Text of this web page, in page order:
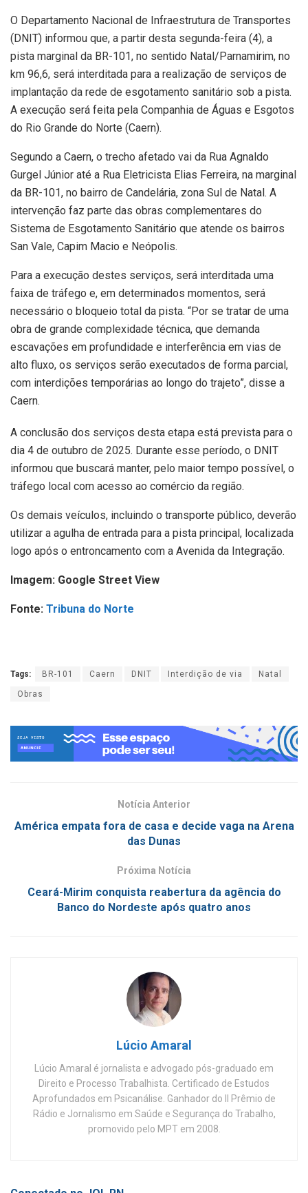
O Departamento Nacional de Infraestrutura de Transportes
(DNIT) informou que, a partir desta segunda-feira (4), a
pista marginal da BR-101, no sentido Natal/Parnamirim, no
km 96,6, será interditada para a realização de serviços de
implantação da rede de esgotamento sanitário sob a pista.
A execução será feita pela Companhia de Águas e Esgotos
do Rio Grande do Norte (Caern).
Segundo a Caern, o trecho afetado vai da Rua Agnaldo
Gurgel Júnior até a Rua Eletricista Elias Ferreira, na marginal
da BR-101, no bairro de Candelária, zona Sul de Natal. A
intervenção faz parte das obras complementares do
Sistema de Esgotamento Sanitário que atende os bairros
San Vale, Capim Macio e Neópolis.
Para a execução destes serviços, será interditada uma
faixa de tráfego e, em determinados momentos, será
necessário o bloqueio total da pista. “Por se tratar de uma
obra de grande complexidade técnica, que demanda
escavações em profundidade e interferência em vias de
alto fluxo, os serviços serão executados de forma parcial,
com interdições temporárias ao longo do trajeto”, disse a
Caern.
A conclusão dos serviços desta etapa está prevista para o
dia 4 de outubro de 2025. Durante esse período, o DNIT
informou que buscará manter, pelo maior tempo possível, o
tráfego local com acesso ao comércio da região.
Os demais veículos, incluindo o transporte público, deverão
utilizar a agulha de entrada para a pista principal, localizada
logo após o entroncamento com a Avenida da Integração.
Imagem: Google Street View
Fonte: Tribuna do Norte
Tags: BR-101 Caern DNIT Interdição de via Natal
Obras
Notícia Anterior
América empata fora de casa e decide vaga na Arena
das Dunas
Próxima Notícia
Ceará-Mirim conquista reabertura da agência do
Banco do Nordeste após quatro anos
Lúcio Amaral
Lúcio Amaral é jornalista e advogado pós-graduado em
Direito e Processo Trabalhista. Certificado de Estudos
Aprofundados em Psicanálise. Ganhador do II Prêmio de
Rádio e Jornalismo em Saúde e Segurança do Trabalho,
promovido pelo MPT em 2008.